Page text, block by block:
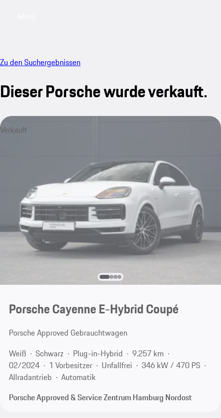
Zu den Suchergebnissen
Dieser Porsche wurde verkauft.
Verkauft
Porsche Cayenne E-Hybrid Coupé
Porsche Approved Gebrauchtwagen
Weiß
Schwarz Plug-in-Hybrid
9.257 km
02/2024
1 Vorbesitzer Unfallfrei
346 kW / 470 PS
Allradantrieb
Automatik
Porsche Approved & Service Zentrum Hamburg Nordost